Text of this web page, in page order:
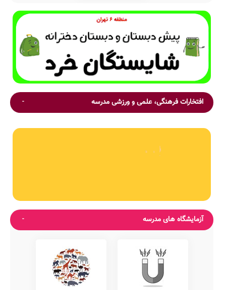
افتخارات فرهنگی، علمی و ورزشی مدرسه
آزمایشگاه های مدرسه